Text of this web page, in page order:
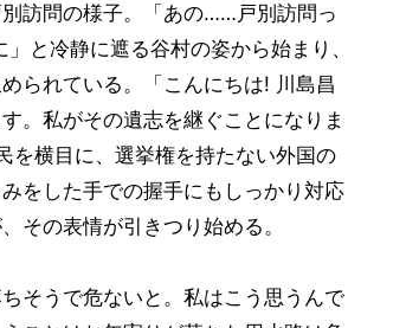
訪問の様子。「あの……戸別訪問っ
と冷静に遮る谷村の姿から始まり、
られている。「こんにちは! 川島昌
。私がその遺志を継ぐことになりま
を横目に、選挙権を持たない外国の
をした手での握手にもしっかり対応
その表情が引きつり始める。
そうで危ないと。私はこう思うんで